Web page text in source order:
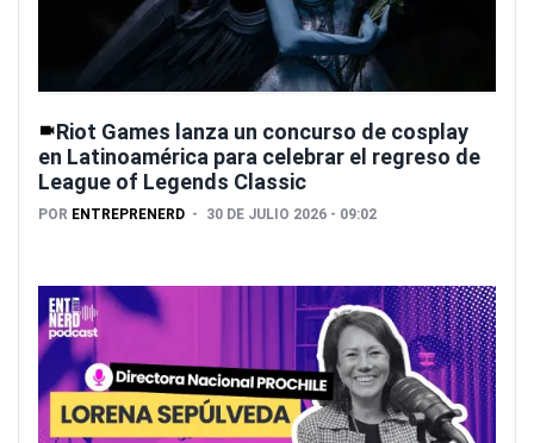
Riot Games lanza un concurso de cosplay
en Latinoamérica para celebrar el regreso de
League of Legends Classic
POR ENTREPRENERD 30 DE JULIO 2026 - 09:02